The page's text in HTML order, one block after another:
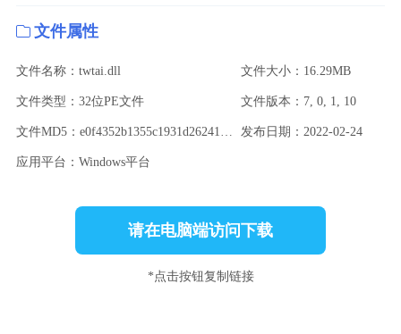
文件属性
文件名称：twtai.dll 文件大小：16.29MB
文件类型：32位PE文件 文件版本：7, 0, 1, 10
文件MD5：e0f4352b1355c1931d26241c985ad951 发布日期：2022-02-24
应用平台：Windows平台
请在电脑端访问下载
*点击按钮复制链接